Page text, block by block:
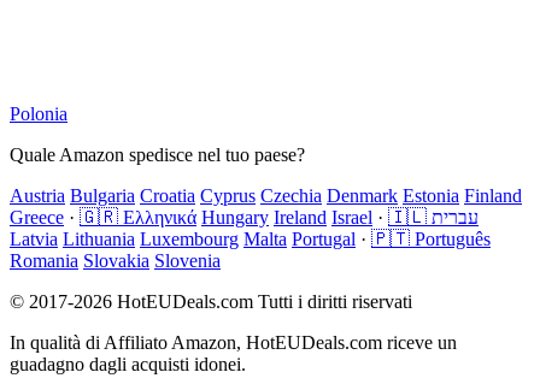
Polonia
Quale Amazon spedisce nel tuo paese?
Austria Bulgaria Croatia Cyprus Czechia Denmark Estonia Finland
Greece · 🇬🇷 Ελληνικά Hungary Ireland Israel ·
🇮🇱 עברית
Latvia Lithuania Luxembourg Malta Portugal · 🇵🇹 Português
Romania Slovakia Slovenia
© 2017-2026 HotEUDeals.com Tutti i diritti riservati
In qualità di Affiliato Amazon, HotEUDeals.com riceve un
guadagno dagli acquisti idonei.